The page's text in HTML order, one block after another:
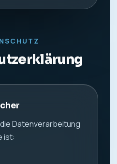
Datenverarbeitung
ist: